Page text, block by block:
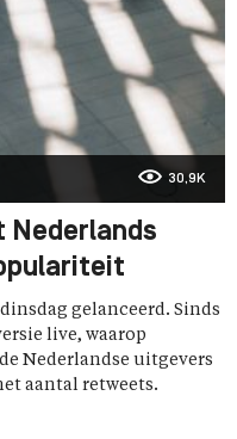
30,9K
Nederlands
gelanceerd. Sinds
live, waarop
Nederlandse uitgevers
aantal retweets.